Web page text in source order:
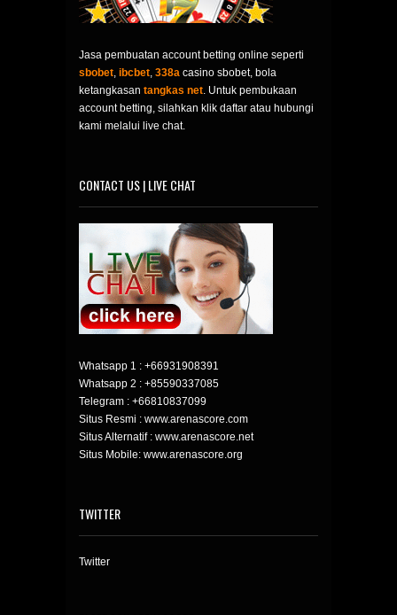
Jasa pembuatan account betting online seperti
sbobet, ibcbet, 338a casino sbobet, bola
ketangkasan tangkas net. Untuk pembukaan
account betting, silahkan klik daftar atau hubungi
kami melalui live chat.
CONTACT US | LIVE CHAT
Whatsapp 1 : +66931908391
Whatsapp 2 : +85590337085
Telegram : +66810837099
Situs Resmi : www.arenascore.com
Situs Alternatif : www.arenascore.net
Situs Mobile: www.arenascore.org
TWITTER
Twitter